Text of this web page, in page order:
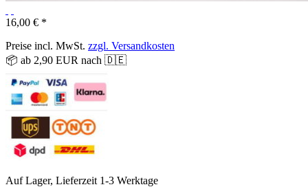
16,00 € *
Preise incl. MwSt. zzgl. Versandkosten
📦 ab 2,90 EUR nach 🇩🇪
Auf Lager, Lieferzeit 1-3 Werktage